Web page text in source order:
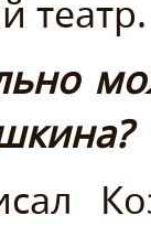
театр.